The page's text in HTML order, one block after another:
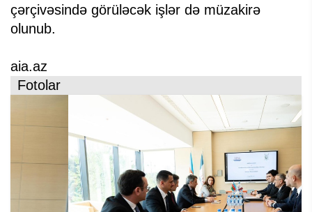
çərçivəsində görüləcək işlər də müzakirə
olunub.
aia.az
Fotolar